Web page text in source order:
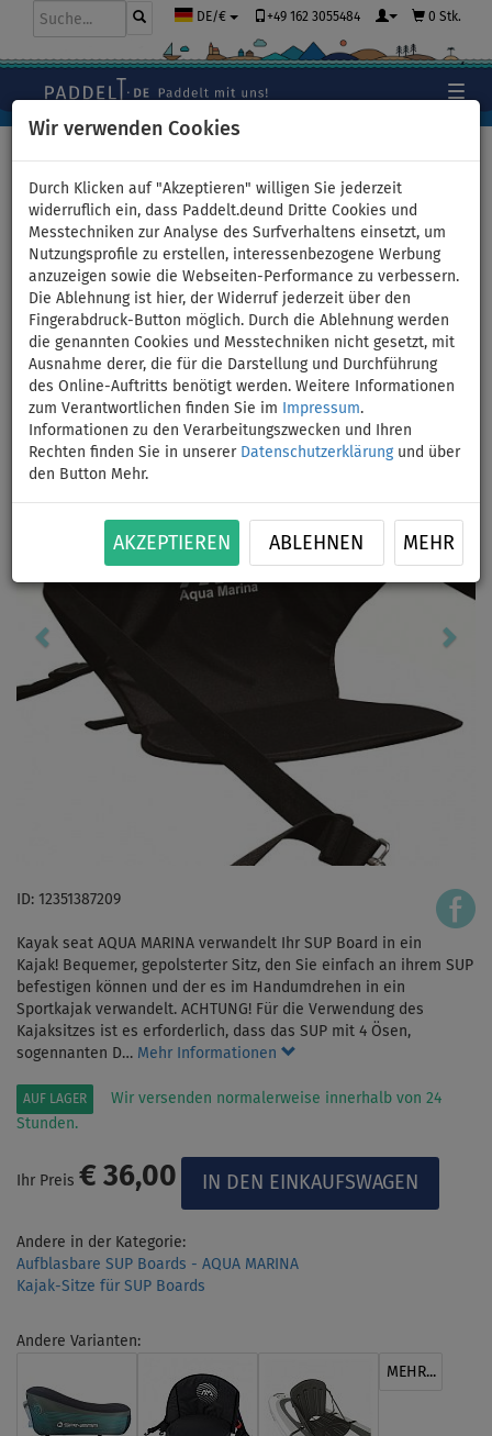
Wir verwenden Cookies
Durch Klicken auf "Akzeptieren" willigen Sie jederzeit
widerruflich ein, dass Paddelt.deund Dritte Cookies und
Messtechniken zur Analyse des Surfverhaltens einsetzt, um
Nutzungsprofile zu erstellen, interessenbezogene Werbung
anzuzeigen sowie die Webseiten-Performance zu verbessern.
Die Ablehnung ist hier, der Widerruf jederzeit über den
Fingerabdruck-Button möglich. Durch die Ablehnung werden
die genannten Cookies und Messtechniken nicht gesetzt, mit
Ausnahme derer, die für die Darstellung und Durchführung
des Online-Auftritts benötigt werden. Weitere Informationen
zum Verantwortlichen finden Sie im
Impressum.
Informationen zu den Verarbeitungszwecken und Ihren
Rechten finden Sie in unserer Datenschutzerklärungund über
den Button Mehr.
AKZEPTIEREN ABLEHNEN MEHR
DE/€ +49 162 3055484 0 Stk.
Kajak-Sitz AQUA MARINA
KAYAK SEAT für SUP Board
Previous Next
ID: 12351387209
Kayak seat AQUA MARINA verwandelt Ihr SUP Board in ein
Kajak! Bequemer, gepolsterter Sitz, den Sie einfach an ihrem SUP
befestigen können und der es im Handumdrehen in ein
Sportkajak verwandelt. ACHTUNG! Für die Verwendung des
Kajaksitzes ist es erforderlich, dass das SUP mit 4 Ösen,
sogennanten D… Mehr Informationen
AUF LAGER
Wir versenden normalerweise innerhalb von 24
Stunden.
Ihr Preis € 36,00
Andere in der Kategorie:
Aufblasbare SUP Boards - AQUA MARINA
Kajak-Sitze für SUP Boards
Andere Varianten:
MEHR...